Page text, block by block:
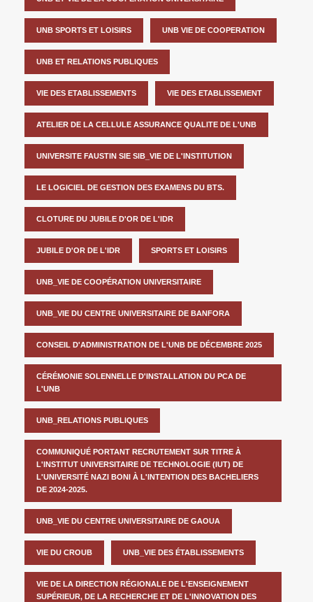
UNB SPORTS ET LOISIRS UNB VIE DE COOPERATION
UNB ET RELATIONS PUBLIQUES
VIE DES ETABLISSEMENTS VIE DES ETABLISSEMENT
ATELIER DE LA CELLULE ASSURANCE QUALITE DE L'UNB
UNIVERSITE FAUSTIN SIE SIB_VIE DE L'INSTITUTION
LE LOGICIEL DE GESTION DES EXAMENS DU BTS.
CLOTURE DU JUBILE D'OR DE L'IDR
JUBILE D'OR DE L'IDR SPORTS ET LOISIRS
UNB_VIE DE COOPÉRATION UNIVERSITAIRE
UNB_VIE DU CENTRE UNIVERSITAIRE DE BANFORA
CONSEIL D'ADMINISTRATION DE L'UNB DE DÉCEMBRE 2025
CÉRÉMONIE SOLENNELLE D'INSTALLATION DU PCA DE
L'UNB
UNB_RELATIONS PUBLIQUES
COMMUNIQUÉ PORTANT RECRUTEMENT SUR TITRE À
L'INSTITUT UNIVERSITAIRE DE TECHNOLOGIE (IUT) DE
L'UNIVERSITÉ NAZI BONI À L'INTENTION DES BACHELIERS
DE 2024-2025.
UNB_VIE DU CENTRE UNIVERSITAIRE DE GAOUA
VIE DU CROUB UNB_VIE DES ÉTABLISSEMENTS
VIE DE LA DIRECTION RÉGIONALE DE L'ENSEIGNEMENT
SUPÉRIEUR, DE LA RECHERCHE ET DE L'INNOVATION DES